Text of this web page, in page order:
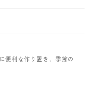
便利な作り置き、季節の